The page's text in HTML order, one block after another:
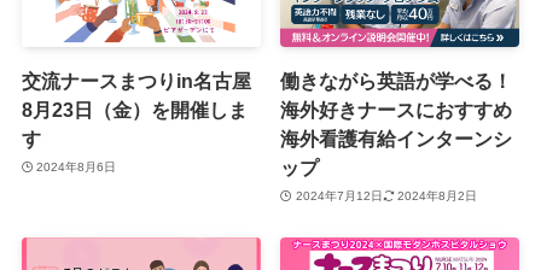
交流ナースまつりin名古屋
8月23日（金）を開催しま
す
2024年8月6日
働きながら英語が学べる！
海外好きナースにおすすめ
海外看護有給インターンシ
ップ
2024年7月12日 2024年8月2日